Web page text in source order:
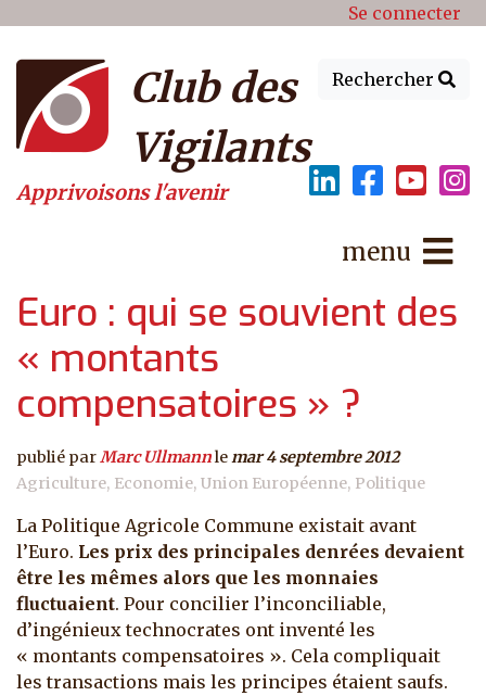
Menu du compte de Se connecter
Rechercher
Club des
Vigilants
Apprivoisons l'avenir
menu
Euro : qui se souvient des
« montants
compensatoires » ?
publié parMarc Ullmannlemar 4 septembre 2012
Agriculture Economie Union Européenne Politique
La Politique Agricole Commune existait avant
l’Euro. Les prix des principales denrées devaient
être les mêmes alors que les monnaies
fluctuaient. Pour concilier l’inconciliable,
d’ingénieux technocrates ont inventé les
« montants compensatoires ». Cela compliquait
les transactions mais les principes étaient saufs.